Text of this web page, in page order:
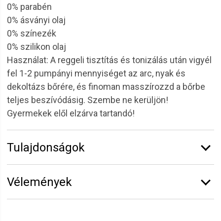
0% parabén
0% ásványi olaj
0% színezék
0% szilikon olaj
Használat: A reggeli tisztítás és tonizálás után vigyél
fel 1-2 pumpányi mennyiséget az arc, nyak és
dekoltázs bőrére, és finoman masszírozzd a bőrbe
teljes beszívódásig. Szembe ne kerüljön!
Gyermekek elől elzárva tartandó!
Tulajdonságok
Kiszerelés:
Funkció:
Arckrémek
Vélemények